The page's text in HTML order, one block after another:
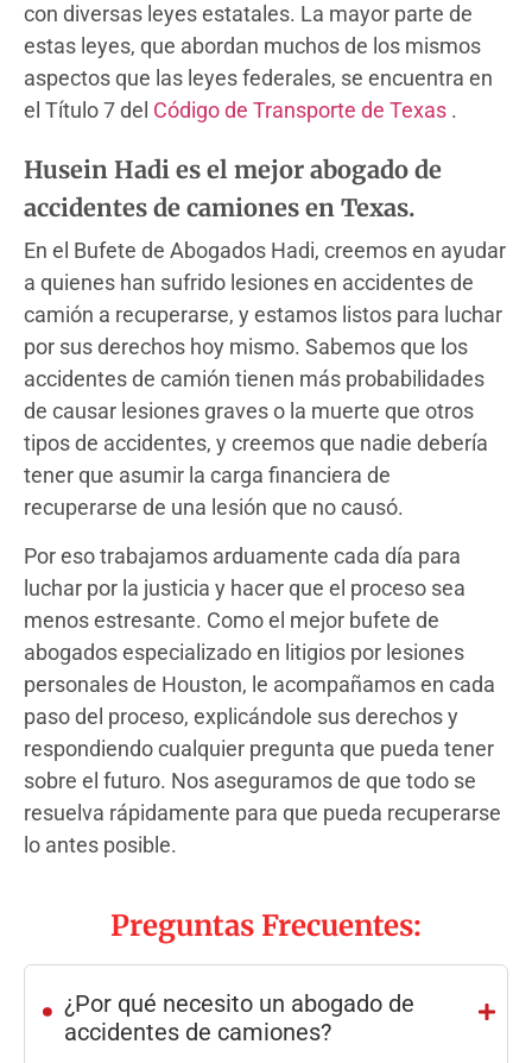
con diversas leyes estatales. La mayor parte de
estas leyes, que abordan muchos de los mismos
aspectos que las leyes federales, se encuentra en
el Título 7 del Código de Transporte de Texas .
Husein Hadi es el mejor abogado de
accidentes de camiones en Texas.
En el Bufete de Abogados Hadi, creemos en ayudar
a quienes han sufrido lesiones en accidentes de
camión a recuperarse, y estamos listos para luchar
por sus derechos hoy mismo. Sabemos que los
accidentes de camión tienen más probabilidades
de causar lesiones graves o la muerte que otros
tipos de accidentes, y creemos que nadie debería
tener que asumir la carga financiera de
recuperarse de una lesión que no causó.
Por eso trabajamos arduamente cada día para
luchar por la justicia y hacer que el proceso sea
menos estresante. Como el mejor bufete de
abogados especializado en litigios por lesiones
personales de Houston, le acompañamos en cada
paso del proceso, explicándole sus derechos y
respondiendo cualquier pregunta que pueda tener
sobre el futuro. Nos aseguramos de que todo se
resuelva rápidamente para que pueda recuperarse
lo antes posible.
Preguntas Frecuentes:
. ¿Por qué necesito un abogado de
accidentes de camiones?